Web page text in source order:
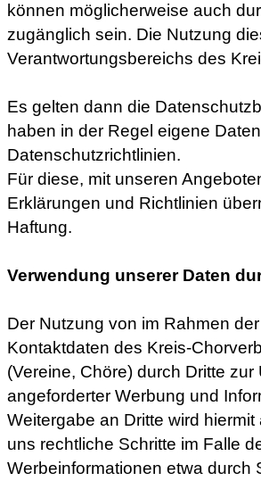
können möglicherweise auch
zugänglich sein. Die Nutzung
Verantwortungsbereichs des
Es gelten dann die
haben in der Regel eigene
Datenschutzrichtlinien.
Für diese, mit unseren
Erklärungen und Richtlinien
Haftung.
Verwendung unserer Daten
Der Nutzung von im Rahmen
Kontaktdaten des Kreis-
(Vereine, Chöre) durch Dritte
angeforderter Werbung und
Weitergabe an Dritte wird
uns rechtliche Schritte im Falle
Werbeinformationen etwa durch